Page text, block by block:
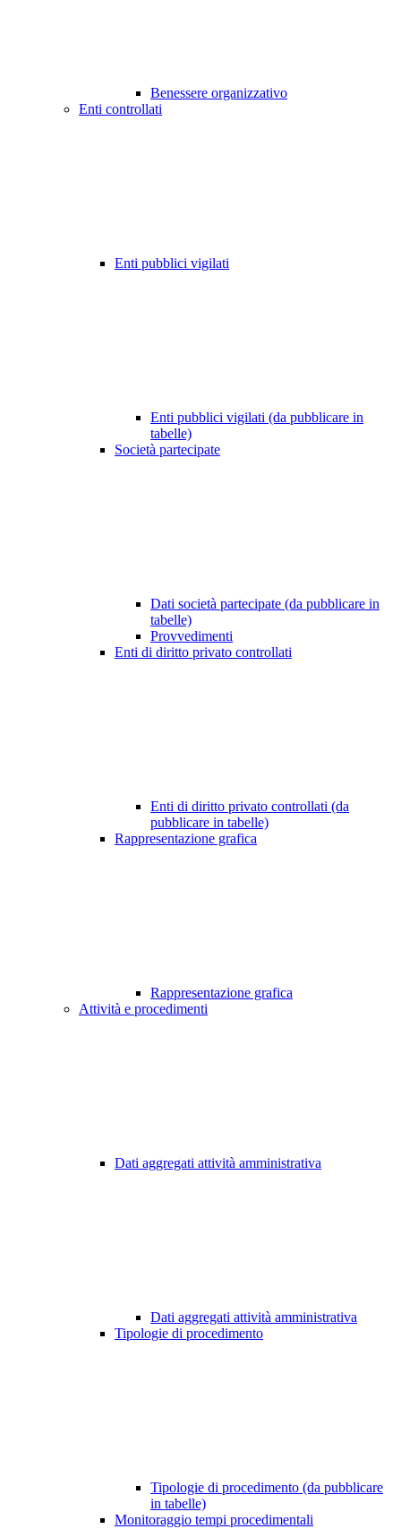
Benessere organizzativo
Enti controllati
Enti pubblici vigilati
Enti pubblici vigilati (da pubblicare in
tabelle)
Società partecipate
Dati società partecipate (da pubblicare in
tabelle)
Provvedimenti
Enti di diritto privato controllati
Enti di diritto privato controllati (da
pubblicare in tabelle)
Rappresentazione grafica
Rappresentazione grafica
Attività e procedimenti
Dati aggregati attività amministrativa
Dati aggregati attività amministrativa
Tipologie di procedimento
Tipologie di procedimento (da pubblicare
in tabelle)
Monitoraggio tempi procedimentali